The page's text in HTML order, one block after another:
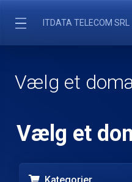
ITDATA TELECOM SRL
Vælg et
Vælg et